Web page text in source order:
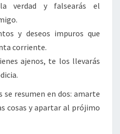
verdad y falsearás el
y deseos impuros que
corriente.
ajenos, te los llevarás
resumen en dos: amarte
cosas y apartar al prójimo